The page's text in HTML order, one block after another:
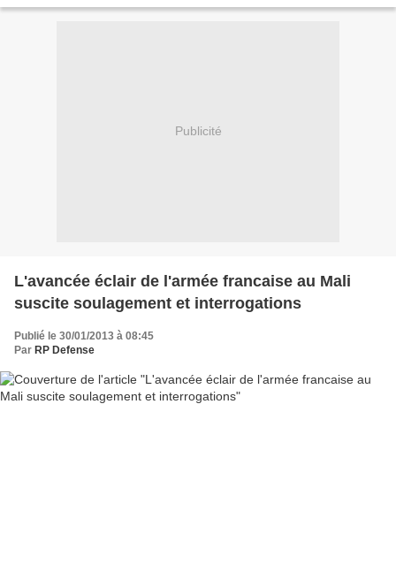
Publicité
L'avancée éclair de l'armée francaise au Mali
suscite soulagement et interrogations
Publié le 30/01/2013 à 08:45
Par RP Defense